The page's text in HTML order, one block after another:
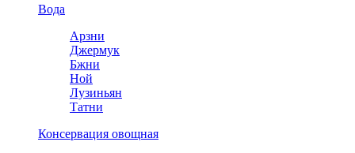
Вода
Арзни
Джермук
Бжни
Ной
Лузиньян
Татни
Консервация овощная